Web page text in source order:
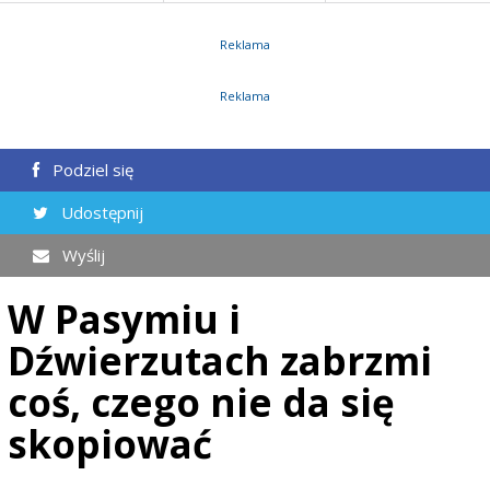
Reklama
Reklama
Podziel się
Udostępnij
Wyślij
W Pasymiu i
Dźwierzutach zabrzmi
coś, czego nie da się
skopiować